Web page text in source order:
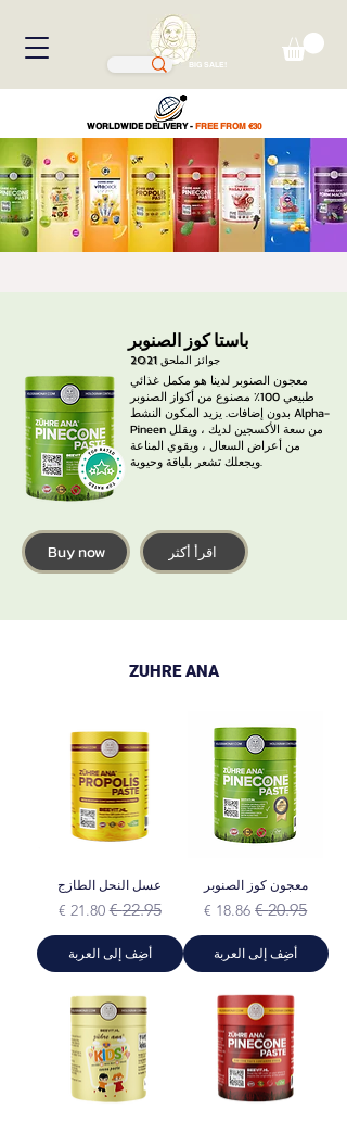
BIG SALE!
WORLDWIDE DELIVERY - FREE FROM €30
باستا كوز الصنوبر
جوائز الملحق 2021
معجون الصنوبر لدينا هو مكمل غذائي
طبيعي 100٪ مصنوع من أكواز الصنوبر
بدون إضافات. يزيد المكون النشط Alpha-
Pineen من سعة الأكسجين لديك ، ويقلل
من أعراض السعال ، ويقوي المناعة
ويجعلك تشعر بلياقة وحيوية.
Buy now اقرأ أكثر
ZUHRE ANA
معجون كوز الصنوبر
سعر عادي‏20.95 € سعر البيع
أضِف إلى العربة
عسل النحل الطازج
سعر عادي‏22.95 € سعر البيع‏21.80 €
أضِف إلى العربة